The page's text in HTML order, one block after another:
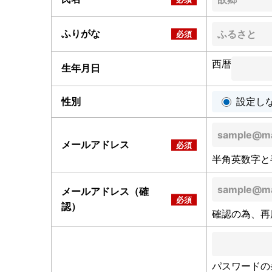
ふりがな
生年月日 西暦
性別 設定し
メールアドレス
半角英数字
メールアドレス（確
認）
確認の為、
パスワード